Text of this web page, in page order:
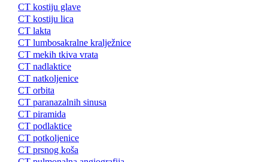
CT kostiju glave
CT kostiju lica
CT lakta
CT lumbosakralne kralježnice
CT mekih tkiva vrata
CT nadlaktice
CT natkoljenice
CT orbita
CT paranazalnih sinusa
CT piramida
CT podlaktice
CT potkoljenice
CT prsnog koša